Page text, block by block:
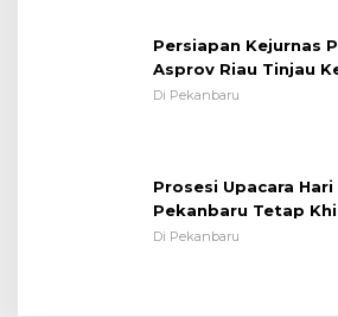
Lapangan Sepakbola
Di Pekanbaru
Dalam Ruangan
Di Pekanbaru